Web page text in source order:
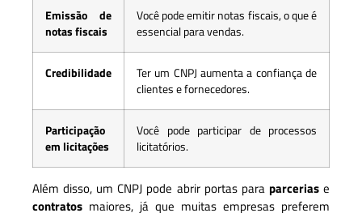
Emissão de
notas fiscais
Você pode emitir notas fiscais, o que é
essencial para vendas.
Credibilidade
Ter um CNPJ aumenta a confiança de
clientes e fornecedores.
Participação
em licitações
Você pode participar de processos
licitatórios.
Além disso, um CNPJ pode abrir portas para parceriase
contratos maiores, já que muitas empresas preferem